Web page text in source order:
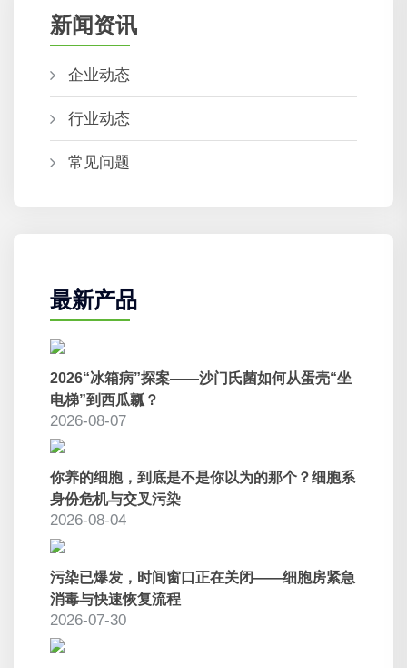
新闻资讯
企业动态
行业动态
常见问题
最新产品
2026“冰箱病”探案——沙门氏菌如何从蛋壳“坐
电梯”到西瓜瓤？
2026-08-07
你养的细胞，到底是不是你以为的那个？细胞系
身份危机与交叉污染
2026-08-04
污染已爆发，时间窗口正在关闭——细胞房紧急
消毒与快速恢复流程
2026-07-30